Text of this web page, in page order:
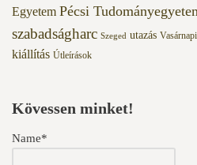
Egyetem Pécsi
szabadságharc Szeged utazás
kiállítás Útleírások
Kövessen minket!
Name*